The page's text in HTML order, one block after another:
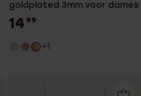
goldplated 3mm voor dames
14 99
+1